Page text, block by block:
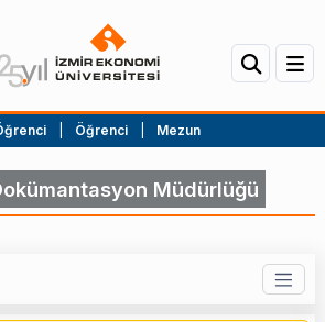
Öğrenci Mezun
Müdürlüğü